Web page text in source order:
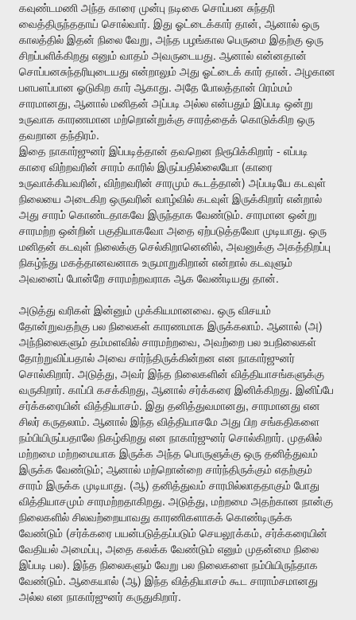
கவுண்டமணி அந்த காரை முன்பு நடிகை சொப்பன சுந்தரி
வைத்திருந்ததாய் சொல்வார். இது ஓட்டைக்கார் தான், ஆனால் ஒரு
காலத்தில் இதன் நிலை வேறு, அந்த பழங்கால பெருமை இதற்கு ஒரு
சிறப்பளிக்கிறது எனும் வாதம் அவருடையது. ஆனால் என்னதான்
சொப்பனசுந்தரியுடையது என்றாலும் அது ஓட்டைக் கார் தான். அழகான
பளபளப்பான ஓடுகிற கார் ஆகாது. அதே போலத்தான் பிரம்மம்
சாரமானது, ஆனால் மனிதன் அப்படி அல்ல என்பதும் இப்படி ஒன்று
உருவாக காரணமான மற்றொன்றுக்கு சாரத்தைக் கொடுக்கிற ஒரு
தவறான தந்திரம்.
இதை நாகார்ஜுனர் இப்படித்தான் தவறென நிரூபிக்கிறார் - எப்படி
காரை விற்றவரின் சாரம் காரில் இருப்பதில்லையோ (காரை
உருவாக்கியவரின், விற்றவரின் சாரமும் கூடத்தான்) அப்படியே கடவுள்
நிலையை அடைகிற ஒருவரின் வாழ்வில் கடவுள் இருக்கிறார் என்றால்
அது சாரம் கொண்டதாகவே இருந்தாக வேண்டும். சாரமான ஒன்று
சாரமற்ற ஒன்றின் பகுதியாகவோ அதை ஏற்படுத்தவோ முடியாது. ஒரு
மனிதன் கடவுள் நிலைக்கு செல்கிறானெனில், அவனுக்கு அகத்திறப்பு
நிகழ்ந்து மகத்தானவனாக உருமாறுகிறான் என்றால் கடவுளும்
அவனைப் போன்றே சாரமற்றவராக ஆக வேண்டியது தான்.
அடுத்து வரிகள் இன்னும் முக்கியமானவை. ஒரு விசயம்
தோன்றுவதற்கு பல நிலைகள் காரணமாக இருக்கலாம். ஆனால் (அ)
அந்நிலைகளும் தம்மளவில் சாரமற்றவை, அவற்றை பல உபநிலைகள்
தோற்றுவிப்பதால் அவை சார்ந்திருக்கின்றன என நாகார்ஜுனர்
சொல்கிறார். அடுத்து, அவர் இந்த நிலைகளின் வித்தியாசங்களுக்கு
வருகிறார். காப்பி கசக்கிறது, ஆனால் சர்க்கரை இனிக்கிறது. இனிப்பே
சர்க்கரையின் வித்தியாசம். இது தனித்துவமானது, சாரமானது என
சிலர் கருதலாம். ஆனால் இந்த வித்தியாசமே அது பிற சங்கதிகளை
நம்பியிருப்பதாலே நிகழ்கிறது என நாகார்ஜுனர் சொல்கிறார். முதலில்
மற்றமை மற்றமையாக இருக்க அந்த பொருளுக்கு ஒரு தனித்துவம்
இருக்க வேண்டும்; ஆனால் மற்றொன்றை சார்ந்திருக்கும் எதற்கும்
சாரம் இருக்க முடியாது. (ஆ) தனித்துவம் சாரமில்லாததாகும் போது
வித்தியாசமும் சாரமற்றதாகிறது. அடுத்து, மற்றமை அதற்கான நான்கு
நிலைகளில் சிலவற்றையாவது காரணிகளாகக் கொண்டிருக்க
வேண்டும் (சர்க்கரை பயன்படுத்தப்படும் செயலூக்கம், சர்க்கரையின்
வேதியல் அமைப்பு, அதை கலக்க வேண்டும் எனும் முதன்மை நிலை
இப்படி பல). இந்த நிலைகளும் வேறு பல நிலைகளை நம்பியிருந்தாக
வேண்டும். ஆகையால் (ஆ) இந்த வித்தியாசம் கூட
சாராம்சமானது
அல்ல என நாகார்ஜுனர் கருதுகிறார்.